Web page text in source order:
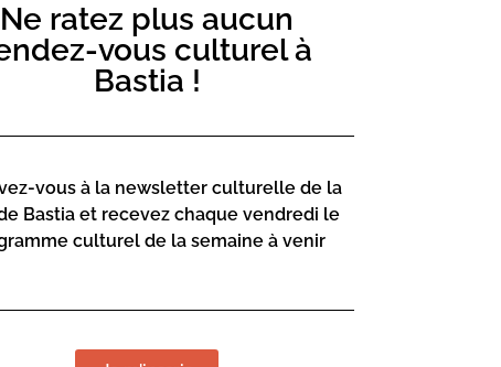
jeux vidéo sur le thème du manga.
vous incontournable pour
Ne ratez plus aucun
vous culturel à
Bastia !
vous à la newsletter culturelle de la
Bastia et recevez chaque vendredi le
culturel de la semaine à venir